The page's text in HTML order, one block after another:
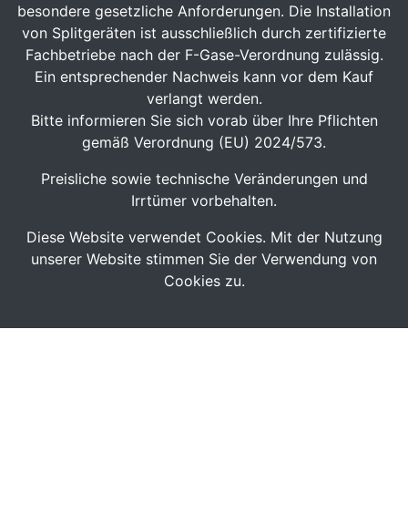
besondere gesetzliche Anforderungen. Die Installation
von Splitgeräten ist ausschließlich durch zertifizierte
Fachbetriebe nach der F-Gase-Verordnung zulässig.
Ein entsprechender Nachweis kann vor dem Kauf
verlangt werden.
Bitte informieren Sie sich vorab über Ihre Pflichten
gemäß Verordnung (EU) 2024/573.
Preisliche sowie technische Veränderungen und
Irrtümer vorbehalten.
Diese Website verwendet Cookies. Mit der Nutzung
unserer Website stimmen Sie der Verwendung von
Cookies zu.